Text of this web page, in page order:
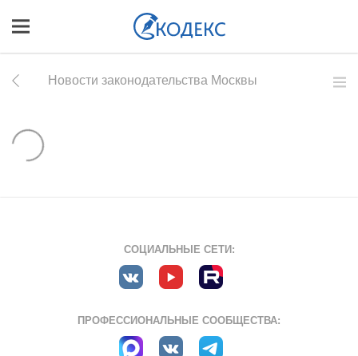
Новости законодательства Москвы
СОЦИАЛЬНЫЕ СЕТИ:
ПРОФЕССИОНАЛЬНЫЕ СООБЩЕСТВА: